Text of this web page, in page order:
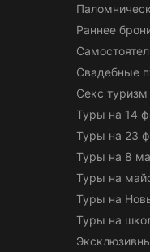
Раннее
Свадебные
Секс туризм
Туры на 14
Туры на 23
Туры на 8
Туры на
Туры на
Туры на